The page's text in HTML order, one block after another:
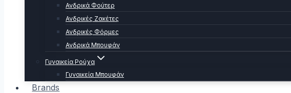
Ανδρικά Φούτερ
Ανδρικές Ζακέτες
Ανδρικές Φόρμες
Ανδρικά Μπουφάν
Γυναικεία Ρούχα
Γυναικεία Μπουφάν
Brands